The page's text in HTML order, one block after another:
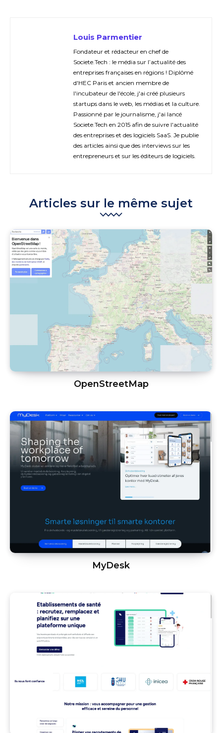
Louis Parmentier
Fondateur et rédacteur en chef de
Societe.Tech : le média sur l’actualité des
entreprises françaises en régions ! Diplômé
d'HEC Paris et ancien membre de
l'incubateur de l'école, j'ai créé plusieurs
startups dans le web, les médias et la culture.
Passionné par le journalisme, j'ai lancé
Societe.Tech en 2015 afin de suivre l'actualité
des entreprises et des logiciels SaaS. Je publie
des articles ainsi que des interviews sur les
entrepreneurs et sur les éditeurs de logiciels.
Articles sur le même sujet
OpenStreetMap
MyDesk